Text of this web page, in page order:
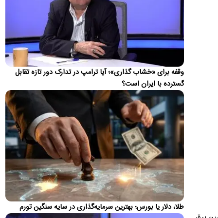
صدای…
پزشکیان: فشار خارجی در دولت چهاردهم به بیشترین
حد خود رسیده
مسعود پزشکیان در گفت و گوی تلویزیونی خود اظهار کرد: «دشمن
به‌دلیل فشارهایی که آورد و تحریم‌هایی که به‌کار بست، انتظار…
واکنش ترامپ به ادعاها درباره درگیری لفظی‌اش با
پیت هگست
ترامپ در واکنش به اخبار مبنی بر درگیری لفظی با پیت هگست
مدعی شد: این شایعه توسط "واشنگتن کامپوست" (The
Washington…
زلزله ۴ ریشتری بندرلنگه را لرزاند
زمین‌لرزه‌ای به بزرگی ۴ ریشتر حوالی بندر لنگه را در غرب هرمزگان
لرزاند.
واکنش محمدباقر خرازی به بیانیه دفتر رهبری
محمدباقر خرازی به بیانیه تکذیبیه دفتر رهبری واکنش نشان داد.
جزئیات متن اولیۀ طرح راهبردی مدیریت تنگه هرمز
وقفه برای «خشاب گذاری»؛ آیا ترامپ در تدارک دور تازه تقابل
گسترده با ایران است؟
طلا، دلار یا بورس؛ بهترین سرمایه‌گذاری در سایه سنگین تورم